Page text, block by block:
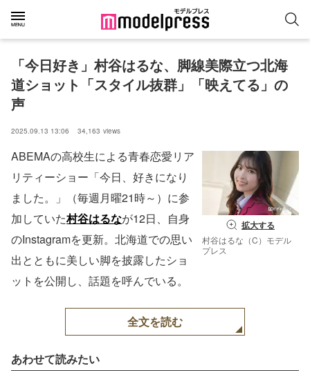
「今日好き」村谷はるな、脚線美際立つ北海
道ショット「スタイル抜群」「映えてる」の
声
2025.09.13 13:06 34,163 views
拡大する
村谷はるな（C）モデル
プレス
ABEMAの高校生による青春恋愛リア
リティーショー「今日、好きになり
ました。」（毎週月曜21時～）に参
加していた村谷はるなが12日、自身
のInstagramを更新。北海道での思い
出とともに美しい脚を披露したショ
ットを公開し、話題を呼んでいる。
全文を読む
あわせて読みたい